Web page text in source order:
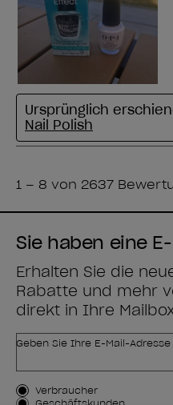
Sie haben eine
Erhalten Sie die
Rabatte und mehr
direkt in Ihre
Geben Sie Ihre E-Mail-Adresse
Kundenart
Verbraucher